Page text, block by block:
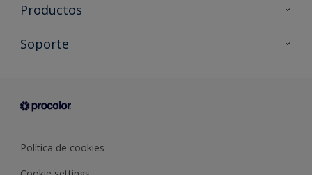
Productos
Todos los productos
Condiciones generales de venta
Soporte
Sobre Procolor
Política de cookies